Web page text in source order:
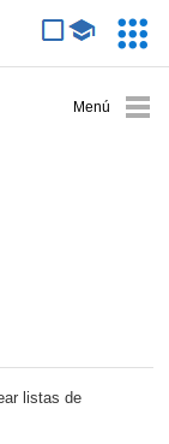
listas de